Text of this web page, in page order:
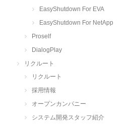
EasyShutdown For EVA
EasyShutdown For NetApp
Proself
DialogPlay
リクルート
リクルート
採用情報
オープンカンパニー
システム開発スタッフ紹介